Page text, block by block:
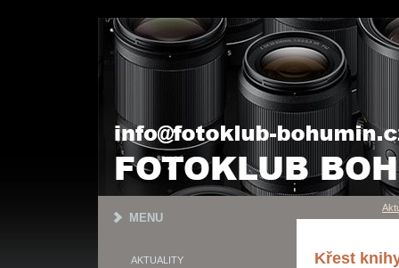
MENU
AKTUALITY Křest